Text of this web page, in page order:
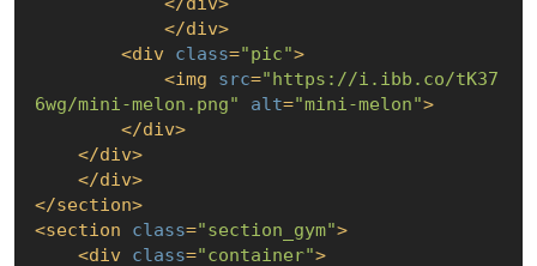
</div>
<div class="pic">
<img src="https://i.ibb.co/tK37
6wg/mini-melon.png"
alt="mini-melon">
</div>
</div>
</div>
</section>
<section class="section_gym">
<div class="container">